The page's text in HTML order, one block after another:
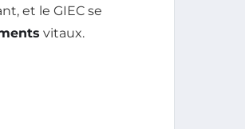
et le GIEC se
vitaux.